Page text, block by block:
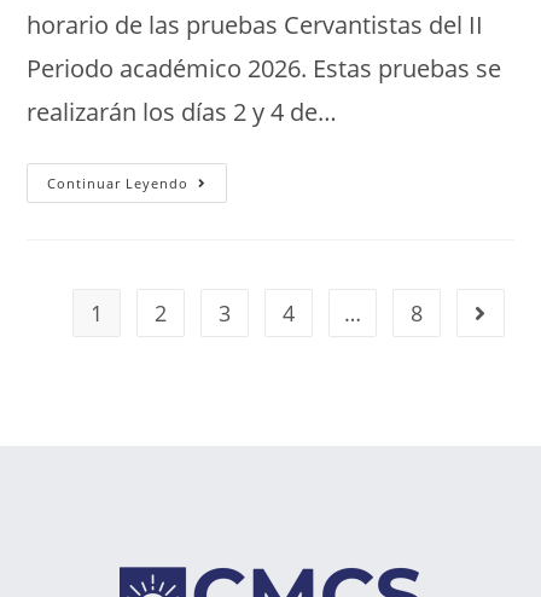
horario de las pruebas Cervantistas del II
Periodo académico 2026. Estas pruebas se
realizarán los días 2 y 4 de…
Continuar Leyendo
1 2 3 4 … 8